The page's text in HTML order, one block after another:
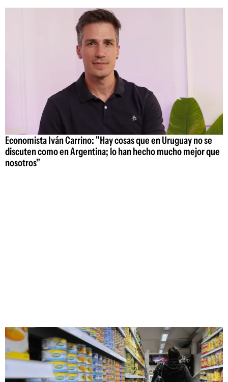
Economista Iván Carrino: "Hay cosas que en Uruguay no se
discuten como en Argentina; lo han hecho mucho mejor que
nosotros"